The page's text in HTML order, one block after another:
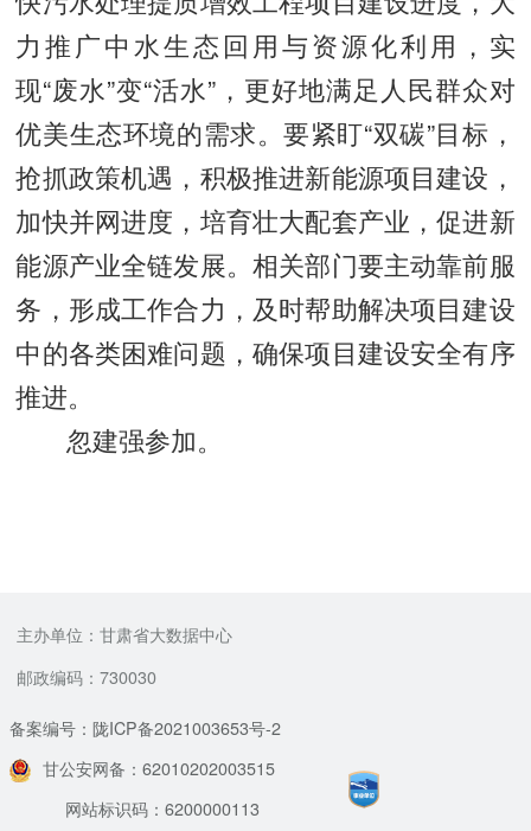
力推广中水生态回用与资源化利用，实
现“废水”变“活水”，更好地满足人民群众对
优美生态环境的需求。要紧盯“双碳”目标，
抢抓政策机遇，积极推进新能源项目建设，
加快并网进度，培育壮大配套产业，促进新
能源产业全链发展。相关部门要主动靠前服
务，形成工作合力，及时帮助解决项目建设
中的各类困难问题，确保项目建设安全有序
推进。
忽建强参加。
主办单位：甘肃省大数据中心
邮政编码：730030
备案编号：陇ICP备2021003653号-2
甘公安网备：62010202003515
网站标识码：6200000113